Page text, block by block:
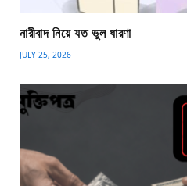
নারীবাদ নিয়ে যত ভুল ধারণা
JULY 25, 2026